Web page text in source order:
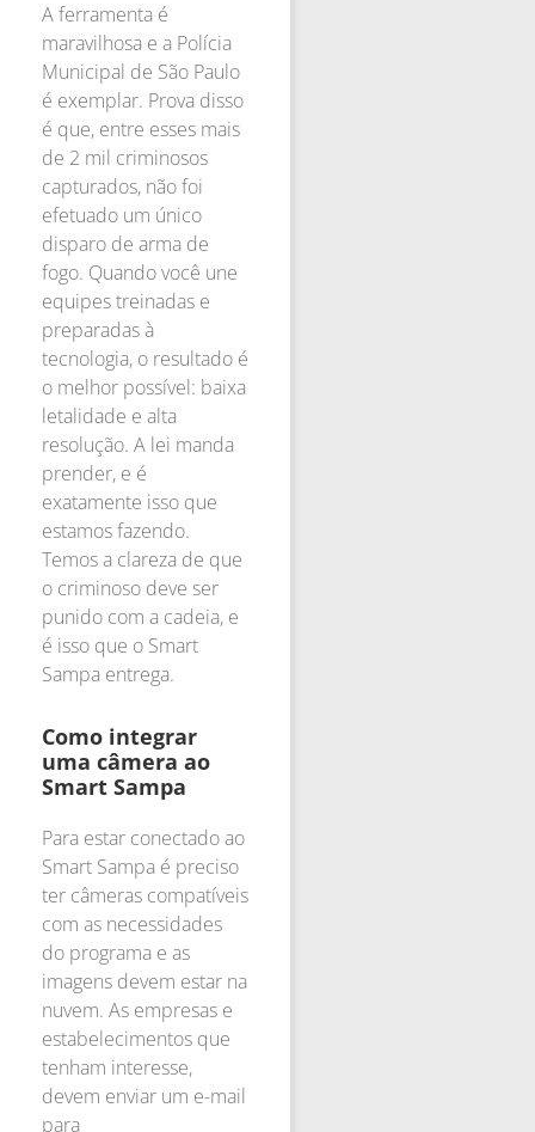
A ferramenta é
maravilhosa e a Polícia
Municipal de São Paulo
é exemplar. Prova disso
é que, entre esses mais
de 2 mil criminosos
capturados, não foi
efetuado um único
disparo de arma de
fogo. Quando você une
equipes treinadas e
preparadas à
tecnologia, o resultado é
o melhor possível: baixa
letalidade e alta
resolução. A lei manda
prender, e é
exatamente isso que
estamos fazendo.
Temos a clareza de que
o criminoso deve ser
punido com a cadeia, e
é isso que o Smart
Sampa entrega.
Como integrar
uma câmera ao
Smart Sampa
Para estar conectado ao
Smart Sampa é preciso
ter câmeras compatíveis
com as necessidades
do programa e as
imagens devem estar na
nuvem. As empresas e
estabelecimentos que
tenham interesse,
devem enviar um e-mail
para